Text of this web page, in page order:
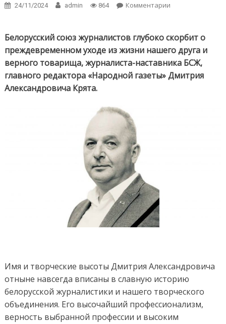
24/11/2024 admin 864 Комментарии
редактор
газеты»
Дмитрий
Крят
Белорусский союз журналистов глубоко скорбит о
преждевременном уходе из жизни нашего друга и
верного товарища, журналиста-наставника БСЖ,
главного редактора «Народной газеты» Дмитрия
Александровича Крята.
Имя и творческие высоты Дмитрия Александровича
отныне навсегда вписаны в славную историю
белорусской журналистики и нашего творческого
объединения. Его высочайший профессионализм,
верность выбранной профессии и высоким